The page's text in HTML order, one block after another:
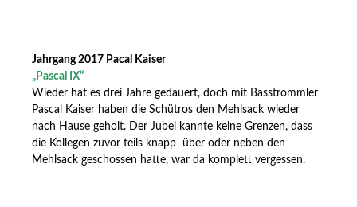
Jahrgang 2017 Pacal Kaiser
„Pascal IX“
Wieder hat es drei Jahre gedauert, doch mit Basstrommler
Pascal Kaiser haben die Schütros den Mehlsack wieder
nach Hause geholt. Der Jubel kannte keine Grenzen, dass
die Kollegen zuvor teils knapp über oder neben den
Mehlsack geschossen hatte, war da komplett vergessen.